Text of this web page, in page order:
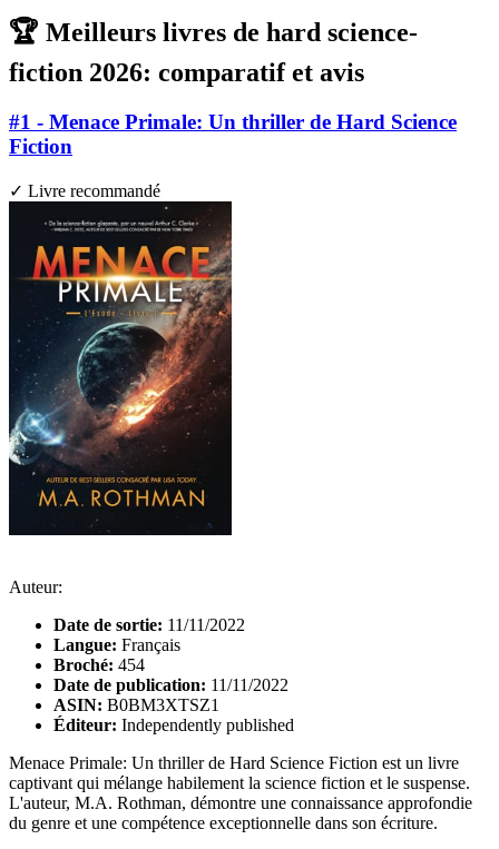
🏆 Meilleurs livres de hard science-
fiction 2026: comparatif et avis
#1 - Menace Primale: Un thriller de Hard Science
Fiction
✓ Livre recommandé
Auteur:
Date de sortie: 11/11/2022
Langue: Français
Broché: 454
Date de publication: 11/11/2022
ASIN: B0BM3XTSZ1
Éditeur: Independently published
Menace Primale: Un thriller de Hard Science Fiction est un livre
captivant qui mélange habilement la science fiction et le suspense.
L'auteur, M.A. Rothman, démontre une connaissance approfondie
du genre et une compétence exceptionnelle dans son écriture.